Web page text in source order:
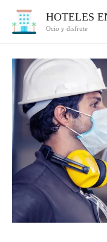
HOTELES
Ocio y disfrute